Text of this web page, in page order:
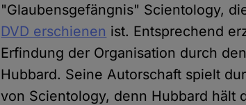
"Glaubensgefängnis" Scientology,
DVD erschienen ist. Entsprechend
Erfindung der Organisation durch
Hubbard. Seine Autorschaft spielt
von Scientology, denn Hubbard hält